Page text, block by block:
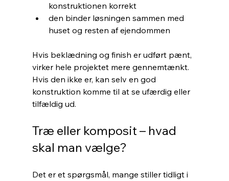
konstruktionen korrekt
den binder løsningen sammen med
huset og resten af ejendommen
Hvis beklædning og finish er udført pænt,
virker hele projektet mere gennemtænkt.
Hvis den ikke er, kan selv en god
konstruktion komme til at se ufærdig eller
tilfældig ud.
Træ eller komposit – hvad
skal man vælge?
Det er et spørgsmål, mange stiller tidligt i